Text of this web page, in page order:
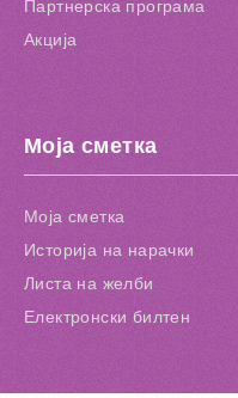
Партнерска програма
Акција
Моја сметка
Моја сметка
Историја на нарачки
Листа на желби
Електронски билтен